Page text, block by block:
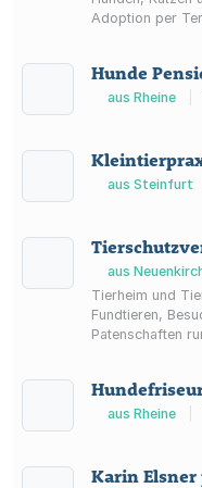
Adoption per
Hunde
aus Rheine
aus Steinfurt
aus
Tierheim und
Fundtieren,
Patenschaften
aus Rheine
Karin